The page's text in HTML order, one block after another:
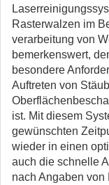
Rasterwalzen im
verarbeitung von
bemerkenswert,
besondere
Auftreten von
ist. Mit diesem
gewünschten
wieder in einen
auch die schnelle
nach Angaben